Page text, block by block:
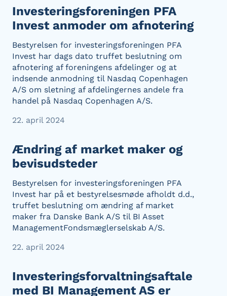
Investeringsforeningen PFA
Invest anmoder om afnotering
Bestyrelsen for investeringsforeningen PFA
Invest har dags dato truffet beslutning om
afnotering af foreningens afdelinger og at
indsende anmodning til Nasdaq Copenhagen
A/S om sletning af afdelingernes andele fra
handel på Nasdaq Copenhagen A/S.
22. april 2024
Ændring af market maker og
bevisudsteder
Bestyrelsen for investeringsforeningen PFA
Invest har på et bestyrelsesmøde afholdt d.d.,
truffet beslutning om ændring af market
maker fra Danske Bank A/S til BI Asset
ManagementFondsmæglerselskab A/S.
22. april 2024
Investeringsforvaltningsaftale
med BI Management AS er